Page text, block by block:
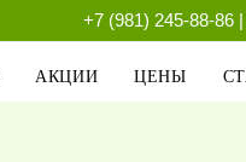
+7 (981) 245-88-86 |
АКЦИИ ЦЕНЫ